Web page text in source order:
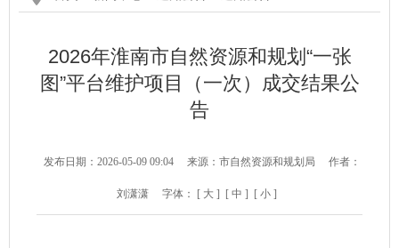
2026年淮南市自然资源和规划“一张
图”平台维护项目（一次）成交结果公
告
发布日期：2026-05-09 09:04 来源：市自然资源和规划局 作者：
刘潇潇 字体： [ 大 ] [ 中 ] [ 小 ]